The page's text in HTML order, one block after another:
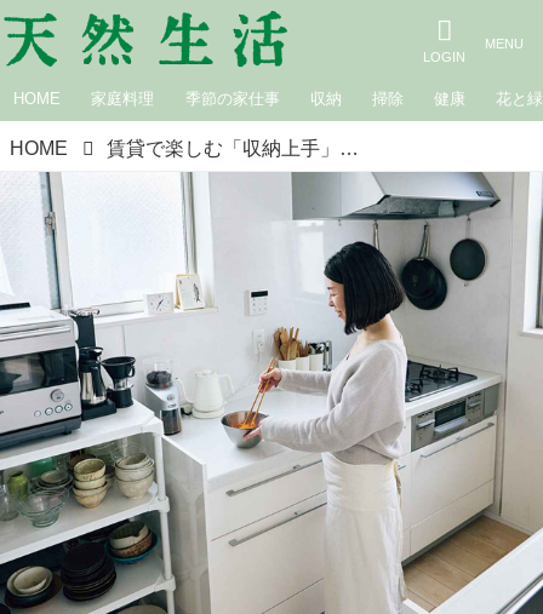
HOME 家庭料理 季節の家仕事 収納 掃除 健康 花と緑
HOME 賃貸で楽しむ「収納上手」な台所。ちょっとした使いにくさも“工夫の発見”柔軟なアイデアでベストを尽くす／食堂いちじく・尾崎史江さん